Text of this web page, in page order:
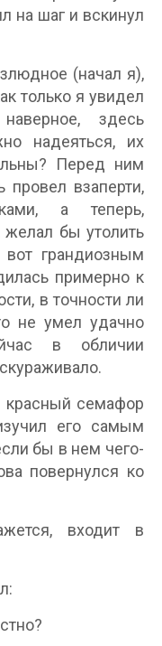
на шаг и вскинул
(начал я),
только я увидел
здесь
надеяться, их
Перед ним
взаперти,
а теперь,
желал бы утолить
грандиозным
примерно к
в точности ли
не умел удачно
в обличии
красный семафор
его самым
бы в нем чего-
повернулся ко
входит в